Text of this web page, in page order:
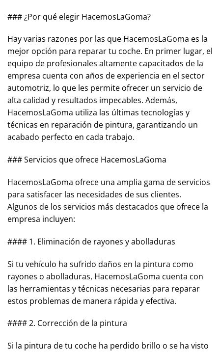
### ¿Por qué elegir HacemosLaGoma?
Hay varias razones por las que HacemosLaGoma es la
mejor opción para reparar tu coche. En primer lugar, el
equipo de profesionales altamente capacitados de la
empresa cuenta con años de experiencia en el sector
automotriz, lo que les permite ofrecer un servicio de
alta calidad y resultados impecables. Además,
HacemosLaGoma utiliza las últimas tecnologías y
técnicas en reparación de pintura, garantizando un
acabado perfecto en cada trabajo.
### Servicios que ofrece HacemosLaGoma
HacemosLaGoma ofrece una amplia gama de servicios
para satisfacer las necesidades de sus clientes.
Algunos de los servicios más destacados que ofrece la
empresa incluyen:
#### 1. Eliminación de rayones y abolladuras
Si tu vehículo ha sufrido daños en la pintura como
rayones o abolladuras, HacemosLaGoma cuenta con
las herramientas y técnicas necesarias para reparar
estos problemas de manera rápida y efectiva.
#### 2. Corrección de la pintura
Si la pintura de tu coche ha perdido brillo o se ha visto